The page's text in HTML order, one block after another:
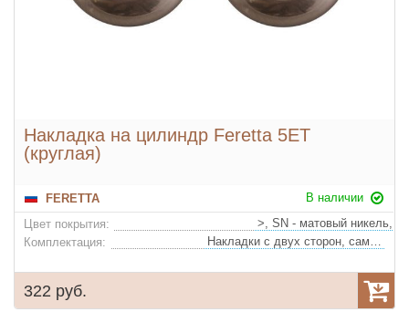
Накладка на цилиндр Feretta 5ET
(круглая)
FERETTA
В наличии
Цвет покрытия:
Комплектация:
Накладки с двух сторон, саморезы
322 руб.